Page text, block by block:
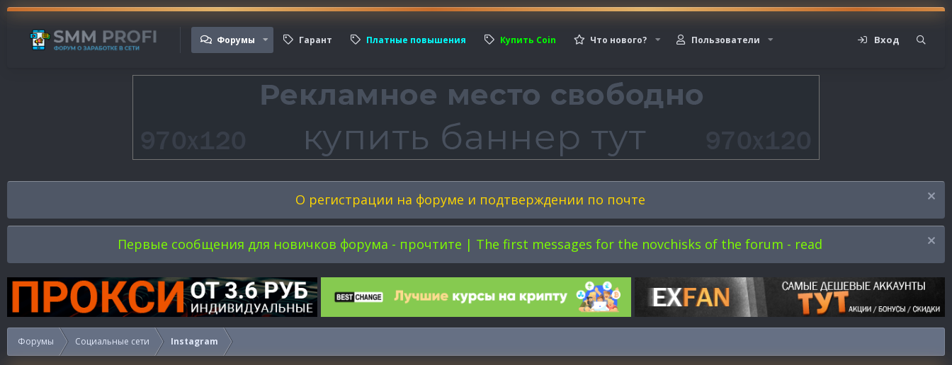
Форумы Гарант Платные повышения Купить Coin Что нового? Пользователи Вход
О регистрации на форуме и подтверждении по почте
Первые сообщения для новичков форума - прочтите | The first messages for the novchisks of the forum - read
Форумы Социальные сети Instagram